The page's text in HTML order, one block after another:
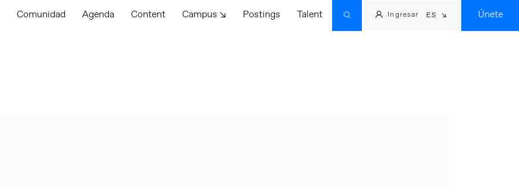
Comunidad Agenda Content Campus ↘ Postings Talent Ingresar ES Únete